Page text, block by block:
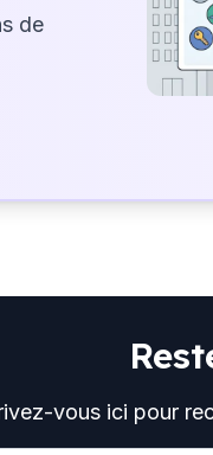
de
vous ici pour